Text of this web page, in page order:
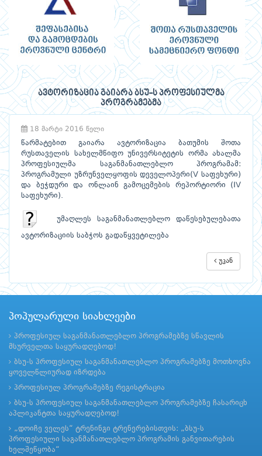
ავტორიზაცია გაიარა ბსუ-ს პროფესიულმა
პროგრამებმა
18 მარტი 2016 წელი
წარმატებით გაიარა ავტორიზაცია ბათუმის შოთა
რუსთაველის სახელმწიფო უნივერსიტეტის ორმა ახალმა
პროფესიულმა საგანმანათლებლო პროგრამამ:
პროგრამული უზრუნველყოფის დეველოპერი(V საფეხური)
და ბეჭდური და ონლაინ გამოცემების რეპორტიორი (IV
საფეხური).
უმაღლეს საგანმანათლებლო დაწესებულებათა
ავტორიზაციის საბჭოს გადაწყვეტილება
უკან
პოპულარული სიახლეები
პროფესიულ საგანმანათლებლო პროგრამებზე სწავლის
მსურველთა საყურადღებოდ!
ბსუ-ს პროფესიულ საგანმანათლებლო პროგრამებზე მოთხოვნა
ყოველწლიურად იზრდება
პროფესიულ პროგრამებზე რეგისტრაცია
ბსუ-ს პროფესიულ საგანმანათლებლო პროგრამებზე ჩასარიცხ
აპლიკანტთა საყურადღებოდ!
„დოიჩე ველეს“ ტრენინგი ტრენერებისთვის: „ბსუ-ს
პროფესიული საგანმანათლებლო პროგრამის განვითარების
ხელშეწყობა“